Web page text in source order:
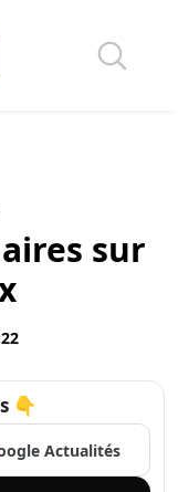
sur
👇
Actualités